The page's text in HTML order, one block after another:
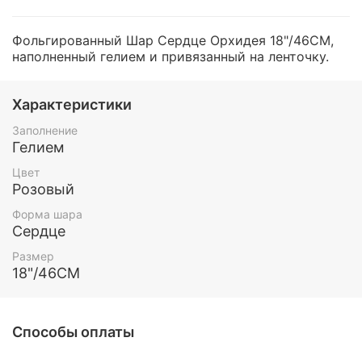
Фольгированный Шар Сердце Орхидея 18"/46СМ,
наполненный гелием и привязанный на ленточку.
Характеристики
Заполнение
Гелием
Цвет
Розовый
Форма шара
Сердце
Размер
18"/46СМ
Способы оплаты